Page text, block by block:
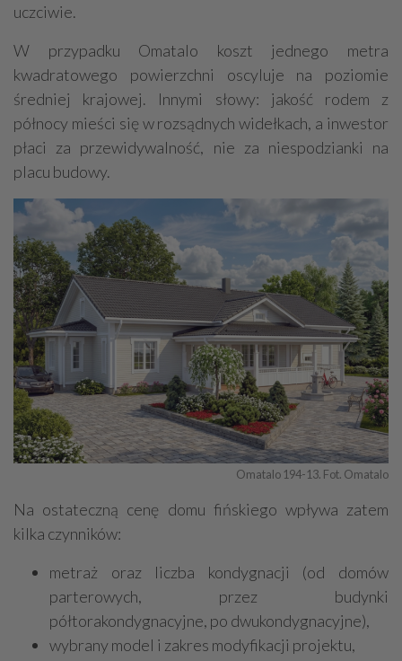
uczciwie.
W przypadku Omatalo koszt jednego metra
kwadratowego powierzchni oscyluje na poziomie
średniej krajowej. Innymi słowy: jakość rodem z
północy mieści się w rozsądnych widełkach, a inwestor
płaci za przewidywalność, nie za niespodzianki na
placu budowy.
Omatalo 194-13. Fot. Omatalo
Na ostateczną cenę domu fińskiego wpływa zatem
kilka czynników:
metraż oraz liczba kondygnacji (od domów
parterowych, przez budynki
półtorakondygnacyjne, po dwukondygnacyjne),
wybrany model i zakres modyfikacji projektu,